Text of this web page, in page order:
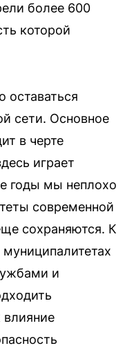
более 600
которой
оставаться
сети. Основное
в черте
играет
годы мы неплохо
современной
сохраняются. К
и
влияние